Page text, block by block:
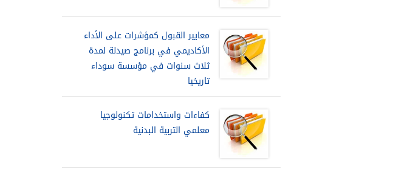
معايير القبول كمؤشرات على الأداء
الأكاديمي في برنامج صيدلة لمدة
ثلاث سنوات في مؤسسة سوداء
تاريخيا
كفاءات واستخدامات تكنولوجيا
معلمي التربية البدنية